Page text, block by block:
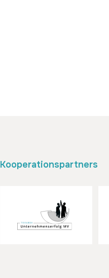
Kooperationspartners